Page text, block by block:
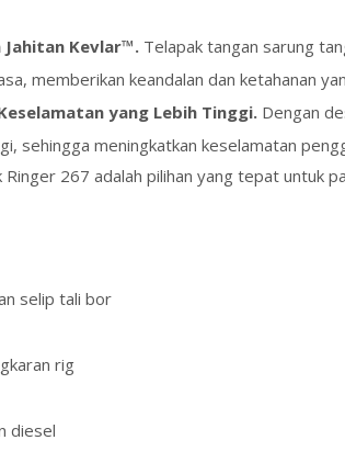
Jahitan Kevlar™. Telapak tangan sarung
memberikan keandalan dan ketahanan
yang Lebih Tinggi. Dengan
sehingga meningkatkan keselamatan
Ringer 267 adalah pilihan yang tepat untuk
selip tali bor
rig
diesel